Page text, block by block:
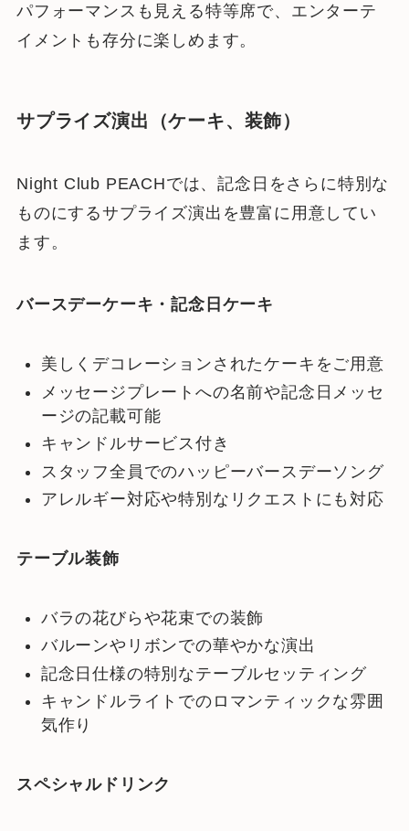
パフォーマンスも見える特等席で、エンターテ
イメントも存分に楽しめます。
サプライズ演出（ケーキ、装飾）
Night Club PEACHでは、記念日をさらに特別な
ものにするサプライズ演出を豊富に用意してい
ます。
バースデーケーキ・記念日ケーキ
美しくデコレーションされたケーキをご用意
メッセージプレートへの名前や記念日メッセ
ージの記載可能
キャンドルサービス付き
スタッフ全員でのハッピーバースデーソング
アレルギー対応や特別なリクエストにも対応
テーブル装飾
バラの花びらや花束での装飾
バルーンやリボンでの華やかな演出
記念日仕様の特別なテーブルセッティング
キャンドルライトでのロマンティックな雰囲
気作り
スペシャルドリンク